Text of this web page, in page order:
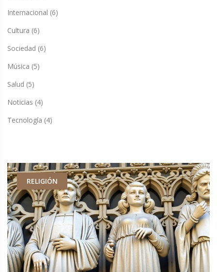
Internacional (6)
Cultura (6)
Sociedad (6)
Música (5)
Salud (5)
Noticias (4)
Tecnología (4)
GENTE